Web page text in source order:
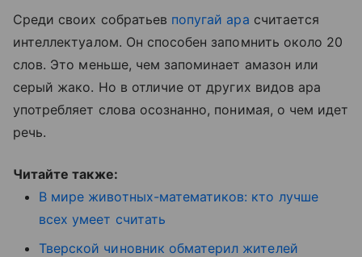
Среди своих собратьев попугай ара считается
интеллектуалом. Он способен запомнить около 20
слов. Это меньше, чем запоминает амазон или
серый жако. Но в отличие от других видов ара
употребляет слова осознанно, понимая, о чем идет
речь.
Читайте также:
В мире животных-математиков: кто лучше
всех умеет считать
Тверской чиновник обматерил жителей